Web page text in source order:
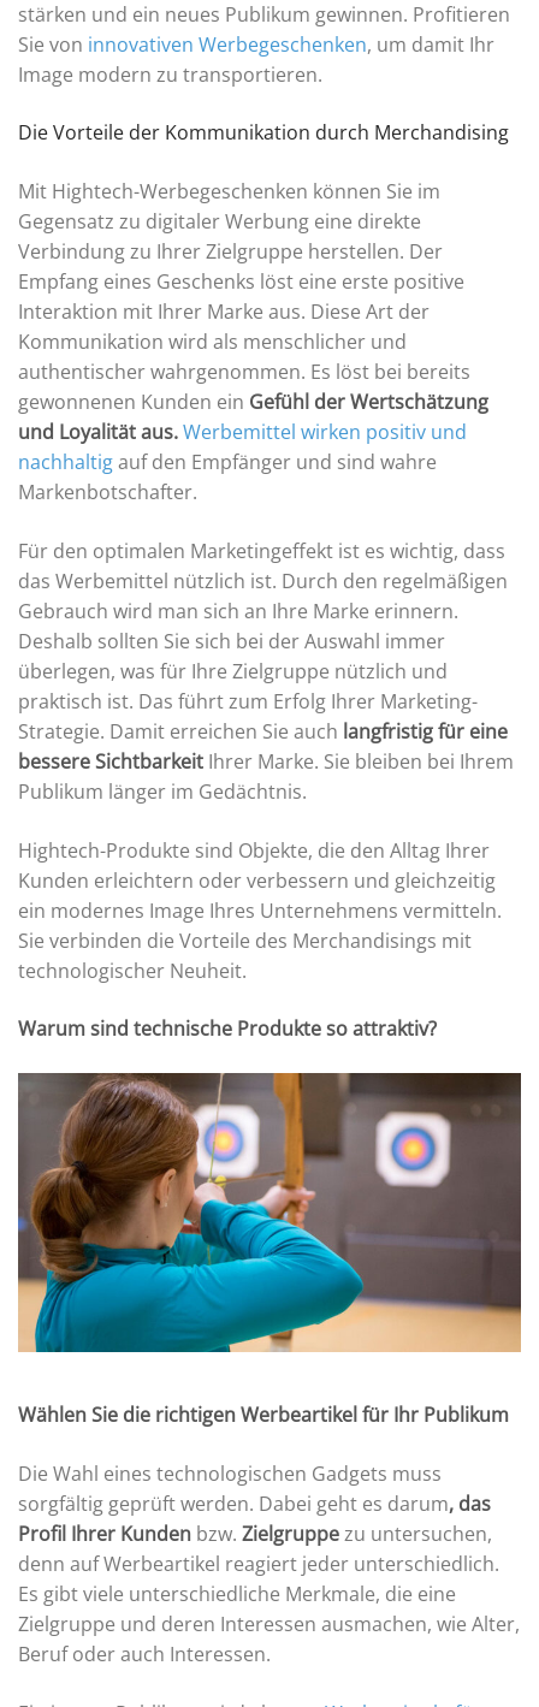
stärken und ein neues Publikum gewinnen. Profitieren
Sie von innovativen Werbegeschenken, um damit Ihr
Image modern zu transportieren.
Die Vorteile der Kommunikation durch Merchandising
Mit Hightech-Werbegeschenken können Sie im
Gegensatz zu digitaler Werbung eine direkte
Verbindung zu Ihrer Zielgruppe herstellen. Der
Empfang eines Geschenks löst eine erste positive
Interaktion mit Ihrer Marke aus. Diese Art der
Kommunikation wird als menschlicher und
authentischer wahrgenommen. Es löst bei bereits
gewonnenen Kunden ein Gefühl der Wertschätzung
und Loyalität aus.Werbemittel wirken positiv und
nachhaltigauf den Empfänger und sind wahre
Markenbotschafter.
Für den optimalen Marketingeffekt ist es wichtig, dass
das Werbemittel nützlich ist. Durch den regelmäßigen
Gebrauch wird man sich an Ihre Marke erinnern.
Deshalb sollten Sie sich bei der Auswahl immer
überlegen, was für Ihre Zielgruppe nützlich und
praktisch ist. Das führt zum Erfolg Ihrer Marketing-
Strategie. Damit erreichen Sie auch langfristig für eine
bessere Sichtbarkeit Ihrer Marke. Sie bleiben bei Ihrem
Publikum länger im Gedächtnis.
Hightech-Produkte sind Objekte, die den Alltag Ihrer
Kunden erleichtern oder verbessern und gleichzeitig
ein modernes Image Ihres Unternehmens vermitteln.
Sie verbinden die Vorteile des Merchandisings mit
technologischer Neuheit.
Warum sind technische Produkte so attraktiv?
Wählen Sie die richtigen Werbeartikel für Ihr Publikum
Die Wahl eines technologischen Gadgets muss
sorgfältig geprüft werden. Dabei geht es darum, das
Profil Ihrer Kunden bzw. Zielgruppezu untersuchen,
denn auf Werbeartikel reagiert jeder unterschiedlich.
Es gibt viele unterschiedliche Merkmale, die eine
Zielgruppe und deren Interessen ausmachen, wie Alter,
Beruf oder auch Interessen.